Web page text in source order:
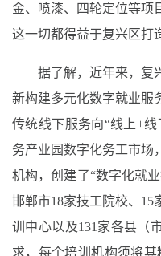
金、喷漆、四轮定位等项
这一切都得益于复兴区打
据了解，近年来，复
新构建多元化数字就业服
传统线下服务向“线上+
务产业园数字化务工市场
机构，创建了“数字化就
邯郸市18家技工院校、15
训中心以及131家各县（
求，每个培训机构须将